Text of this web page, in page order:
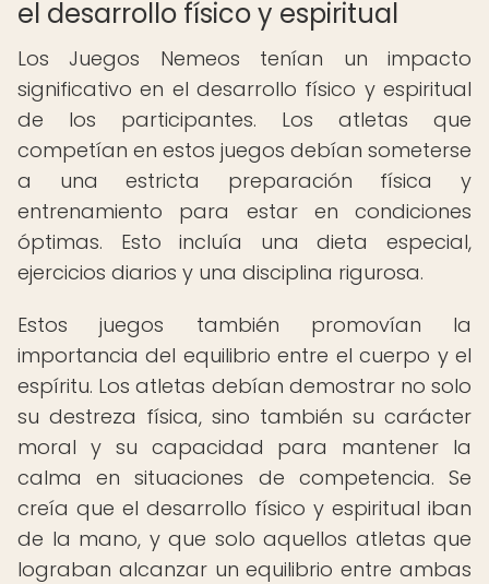
el desarrollo físico y espiritual
Los Juegos Nemeos tenían un impacto
significativo en el desarrollo físico y espiritual
de los participantes. Los atletas que
competían en estos juegos debían someterse
a una estricta preparación física y
entrenamiento para estar en condiciones
óptimas. Esto incluía una dieta especial,
ejercicios diarios y una disciplina rigurosa.
Estos juegos también promovían la
importancia del equilibrio entre el cuerpo y el
espíritu. Los atletas debían demostrar no solo
su destreza física, sino también su carácter
moral y su capacidad para mantener la
calma en situaciones de competencia. Se
creía que el desarrollo físico y espiritual iban
de la mano, y que solo aquellos atletas que
lograban alcanzar un equilibrio entre ambas